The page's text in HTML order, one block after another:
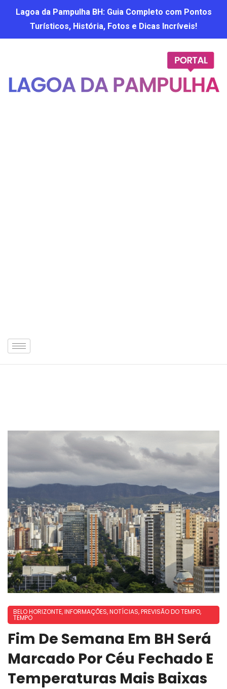
Lagoa da Pampulha BH: Guia Completo com Pontos
Turísticos, História, Fotos e Dicas Incríveis!
BELO HORIZONTE,INFORMAÇÕES,NOTÍCIAS,PREVISÃO DO TEMPO,
TEMPO
Fim De Semana Em BH Será
Marcado Por Céu Fechado E
Temperaturas Mais Baixas